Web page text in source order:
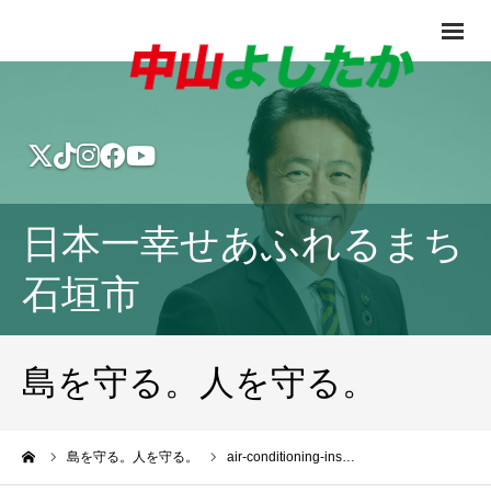
日本一幸せあふれるまち
石垣市
島を守る。人を守る。
島を守る。人を守る。 air-conditioning-ins…